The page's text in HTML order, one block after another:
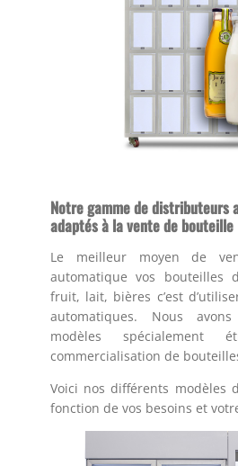
Notre gamme de distributeurs
adaptés à la vente de bouteille
Le meilleur moyen de
automatique vos bouteilles
fruit, lait, bières c’est
automatiques. Nous
modèles spécialement
commercialisation de
Voici nos différents modèles
fonction de vos besoins et